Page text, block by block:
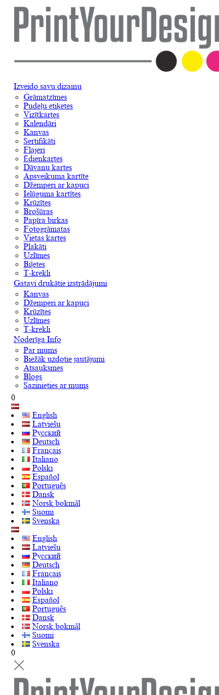
Izveido savu dizainu
Grāmatzīmes
Pudeļu etiķetes
Vizītkartes
Kalendāri
Kanvas
Sertifikāti
Flajeri
Ēdienkartes
Dāvanu kartes
Apsveikuma kartīte
Džemperi ar kapuci
Ielūguma kartītes
Krūzītes
Brošūras
Papīra birkas
Fotogrāmatas
Vietas kartes
Plakāti
Uzlīmes
Biļetes
T-krekli
Gatavi drukātie izstrādājumi
Kanvas
Džemperi ar kapuci
Krūzītes
Uzlīmes
T-krekli
Noderīga Info
Par mums
Biežāk uzdotie jautājumi
Atsauksmes
Blogs
Sazinieties ar mums
0
English
Latviešu
Русский
Deutsch
Français
Italiano
Polski
Español
Português
Dansk
Norsk bokmål
Suomi
Svenska
English
Latviešu
Русский
Deutsch
Français
Italiano
Polski
Español
Português
Dansk
Norsk bokmål
Suomi
Svenska
0